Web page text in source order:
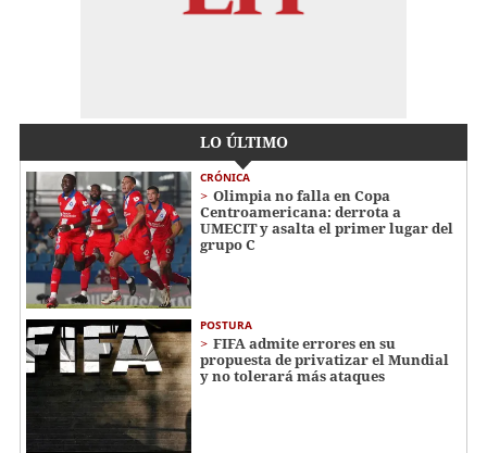
LO ÚLTIMO
CRÓNICA
Olimpia no falla en Copa
Centroamericana: derrota a
UMECIT y asalta el primer lugar del
grupo C
POSTURA
FIFA admite errores en su
propuesta de privatizar el Mundial
y no tolerará más ataques